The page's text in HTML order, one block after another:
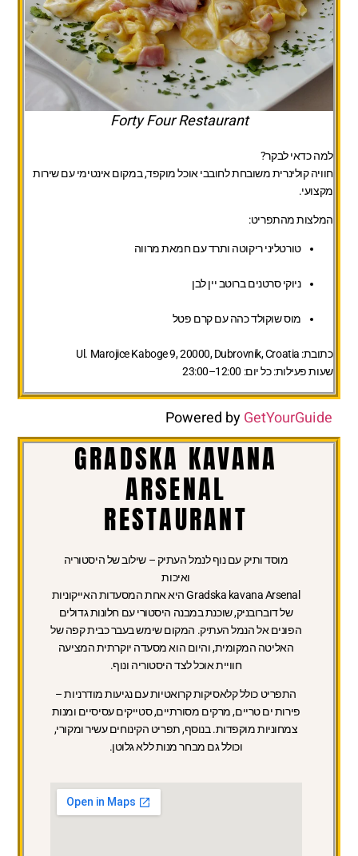
Forty Four Restaurant
למה כדאי לבקר?
חוויה קולינרית משובחת לחובבי אוכל מוקפד, במקום אינטימי עם שירות
מקצועי.
המלצות מהתפריט:
טורטליני ריקוטה ותרד עם חמאת מרווה
ניוקי סרטנים ברוטב יין לבן
מוס שוקולד כהה עם קרם פטל
כתובת:
שעות פעילות:כל יום: 12:00–23:00
Powered byGetYourGuide
GRADSKA KAVANA
ARSENAL
RESTAURANT
מוסד ותיק עם נוף לנמל העתיק – שילוב של היסטוריה
ואיכות
Gradska kavana Arsenal היא אחת המסעדות האייקוניות
של דוברובניק, שוכנת במבנה היסטורי עם חלונות גדולים
הפונים אל הנמל העתיק. המקום שימש בעבר כבית קפה של
האליטה המקומית, והיום הוא מסעדה יוקרתית המציעה
חוויית אוכל לצד היסטוריה ונוף.
התפריט כולל קלאסיקות קרואטיות עם נגיעות מודרניות –
פירות ים טריים, מרקים מסורתיים, סטייקים עסיסיים ומנות
צמחוניות מוקפדות. בנוסף, תפריט הקינוחים עשיר ומקורי,
וכולל גם מבחר מנות ללא גלוטן.